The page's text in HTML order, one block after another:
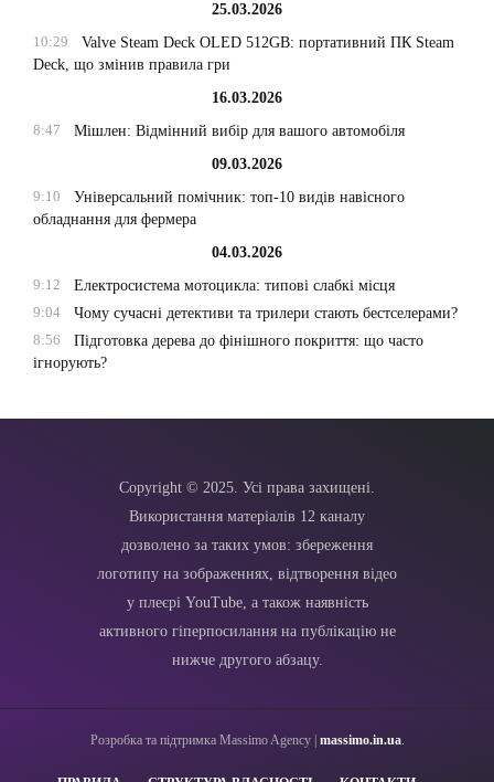
25.03.2026
10:29
Valve Steam Deck OLED 512GB: портативний ПК Steam
Deck, що змінив правила гри
16.03.2026
8:47
Мішлен: Відмінний вибір для вашого автомобіля
09.03.2026
9:10
Універсальний помічник: топ-10 видів навісного
обладнання для фермера
04.03.2026
9:12
Електросистема мотоцикла: типові слабкі місця
9:04
Чому сучасні детективи та трилери стають бестселерами?
8:56
Підготовка дерева до фінішного покриття: що часто
ігнорують?
Copyright © 2025. Усі права захищені.
Використання матеріалів 12 каналу
дозволено за таких умов: збереження
логотипу на зображеннях, відтворення відео
у плеєрі YouTube, а також наявність
активного гіперпосилання на публікацію не
нижче другого абзацу.
Розробка та підтримка Massimo Agency | massimo.in.ua.